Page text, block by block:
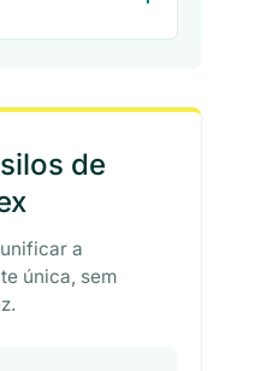
de
a
única, sem